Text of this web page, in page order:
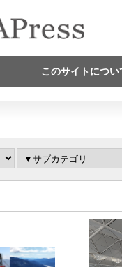
このサイトについ